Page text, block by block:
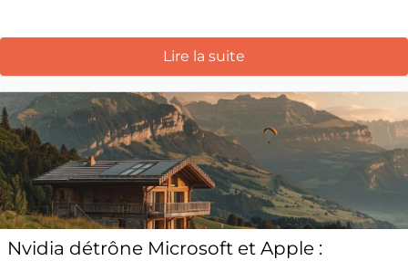
Lire la suite
Nvidia détrône Microsoft et Apple :